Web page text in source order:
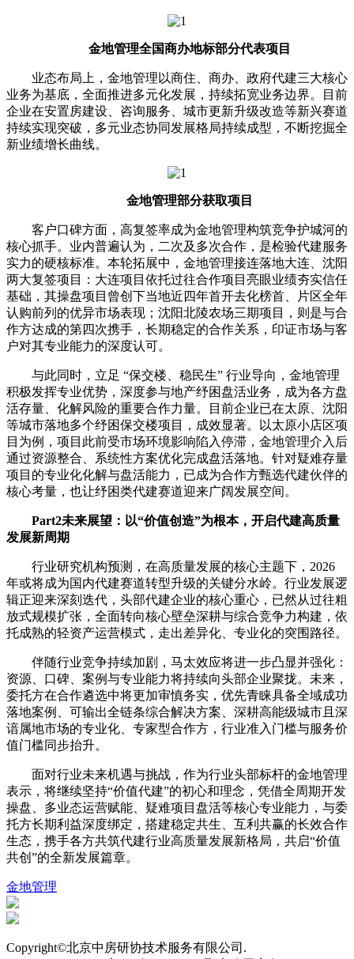
金地管理全国商办地标部分代表项目
业态布局上，金地管理以商住、商办、政府代建三大核心
业务为基底，全面推进多元化发展，持续拓宽业务边界。目前
企业在安置房建设、咨询服务、城市更新升级改造等新兴赛道
持续实现突破，多元业态协同发展格局持续成型，不断挖掘全
新业绩增长曲线。
金地管理部分获取项目
客户口碑方面，高复签率成为金地管理构筑竞争护城河的
核心抓手。业内普遍认为，二次及多次合作，是检验代建服务
实力的硬核标准。本轮拓展中，金地管理接连落地大连、沈阳
两大复签项目：大连项目依托过往合作项目亮眼业绩夯实信任
基础，其操盘项目曾创下当地近四年首开去化榜首、片区全年
认购前列的优异市场表现；沈阳北陵农场三期项目，则是与合
作方达成的第四次携手，长期稳定的合作关系，印证市场与客
户对其专业能力的深度认可。
与此同时，立足 “保交楼、稳民生” 行业导向，金地管理
积极发挥专业优势，深度参与地产纾困盘活业务，成为各方盘
活存量、化解风险的重要合作力量。目前企业已在太原、沈阳
等城市落地多个纾困保交楼项目，成效显著。以太原小店区项
目为例，项目此前受市场环境影响陷入停滞，金地管理介入后
通过资源整合、系统性方案优化完成盘活落地。针对疑难存量
项目的专业化化解与盘活能力，已成为合作方甄选代建伙伴的
核心考量，也让纾困类代建赛道迎来广阔发展空间。
Part2未来展望：以“价值创造”为根本，开启代建高质量
发展新周期
行业研究机构预测，在高质量发展的核心主题下，2026
年或将成为国内代建赛道转型升级的关键分水岭。行业发展逻
辑正迎来深刻迭代，头部代建企业的核心重心，已然从过往粗
放式规模扩张，全面转向核心壁垒深耕与综合竞争力构建，依
托成熟的轻资产运营模式，走出差异化、专业化的突围路径。
伴随行业竞争持续加剧，马太效应将进一步凸显并强化：
资源、口碑、案例与专业能力将持续向头部企业聚拢。未来，
委托方在合作遴选中将更加审慎务实，优先青睐具备全域成功
落地案例、可输出全链条综合解决方案、深耕高能级城市且深
谙属地市场的专业化、专家型合作方，行业准入门槛与服务价
值门槛同步抬升。
面对行业未来机遇与挑战，作为行业头部标杆的金地管理
表示，将继续坚持“价值代建”的初心和理念，凭借全周期开发
操盘、多业态运营赋能、疑难项目盘活等核心专业能力，与委
托方长期利益深度绑定，搭建稳定共生、互利共赢的长效合作
生态，携手各方共筑代建行业高质量发展新格局，共启“价值
共创”的全新发展篇章。
金地管理
Copyright©北京中房研协技术服务有限公司.